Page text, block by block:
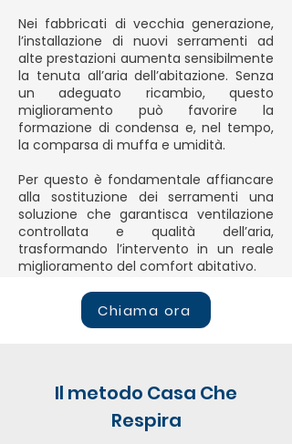
Nei fabbricati di vecchia generazione,
l’installazione di nuovi serramenti ad
alte prestazioni aumenta sensibilmente
la tenuta all’aria dell’abitazione. Senza
un adeguato ricambio, questo
miglioramento può favorire la
formazione di condensa e, nel tempo,
la comparsa di muffa e umidità.
Per questo è fondamentale affiancare
alla sostituzione dei serramenti una
soluzione che garantisca ventilazione
controllata e qualità dell’aria,
trasformando l’intervento in un reale
miglioramento del comfort abitativo.
Chiama ora
Il metodo Casa Che
Respira